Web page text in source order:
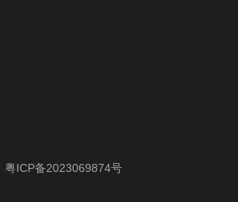
粤ICP备2023069874号